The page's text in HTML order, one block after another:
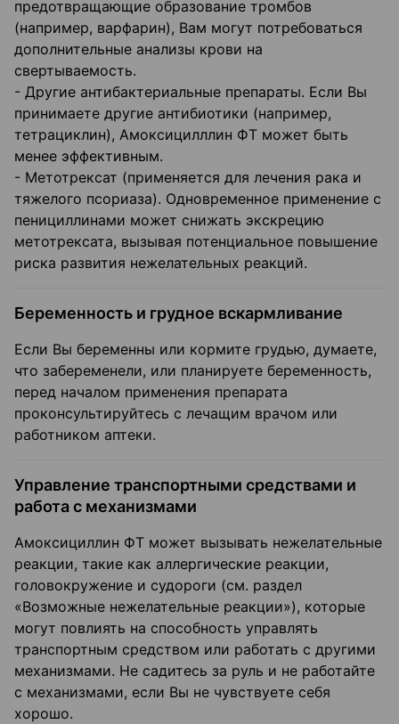
предотвращающие образование тромбов
(например, варфарин), Вам могут потребоваться
дополнительные анализы крови на
свертываемость.
- Другие антибактериальные препараты. Если Вы
принимаете другие антибиотики (например,
тетрациклин), Амоксицилллин ФТ может быть
менее эффективным.
- Метотрексат (применяется для лечения рака и
тяжелого псориаза). Одновременное применение с
пенициллинами может снижать экскрецию
метотрексата, вызывая потенциальное повышение
риска развития нежелательных реакций.
Беременность и грудное вскармливание
Если Вы беременны или кормите грудью, думаете,
что забеременели, или планируете беременность,
перед началом применения препарата
проконсультируйтесь с лечащим врачом или
работником аптеки.
Управление транспортными средствами и
работа с механизмами
Амоксициллин ФТ может вызывать нежелательные
реакции, такие как аллергические реакции,
головокружение и судороги (см. раздел
«Возможные нежелательные реакции»), которые
могут повлиять на способность управлять
транспортным средством или работать с другими
механизмами. Не садитесь за руль и не работайте
с механизмами, если Вы не чувствуете себя
хорошо.